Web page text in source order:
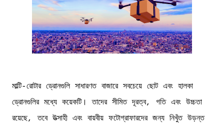
মাল্টি-রোটার ড্রোনগুলি সাধারণত বাজারে সবচেয়ে ছোট এবং হালকা
ড্রোনগুলির মধ্যে কয়েকটি। তাদের সীমিত দূরত্ব, গতি এবং উচ্চতা
রয়েছে, তবে উত্সাহী এবং বায়বীয় ফটোগ্রাফারদের জন্য নিখুঁত উড়ন্ত